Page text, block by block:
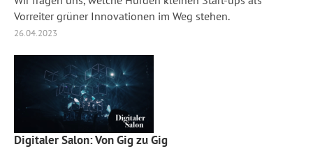
Vorreiter grüner Innovationen im Weg stehen.
26.04.2023
Digitaler Salon: Von Gig zu Gig